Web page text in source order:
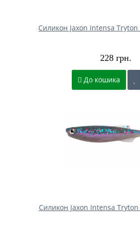
Силикон Jaxon Intensa
228 грн.
До кошика
Силикон Jaxon Intensa